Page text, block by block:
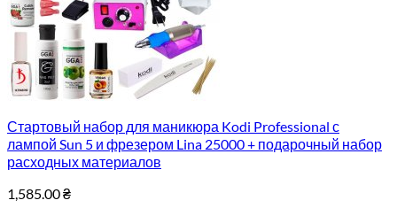
Стартовый набор для маникюра Kodi Professional с
лампой Sun 5 и фрезером Lina 25000 + подарочный набор
расходных материалов
1,585.00₴